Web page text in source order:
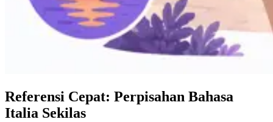
Referensi Cepat: Perpisahan Bahasa
Italia Sekilas